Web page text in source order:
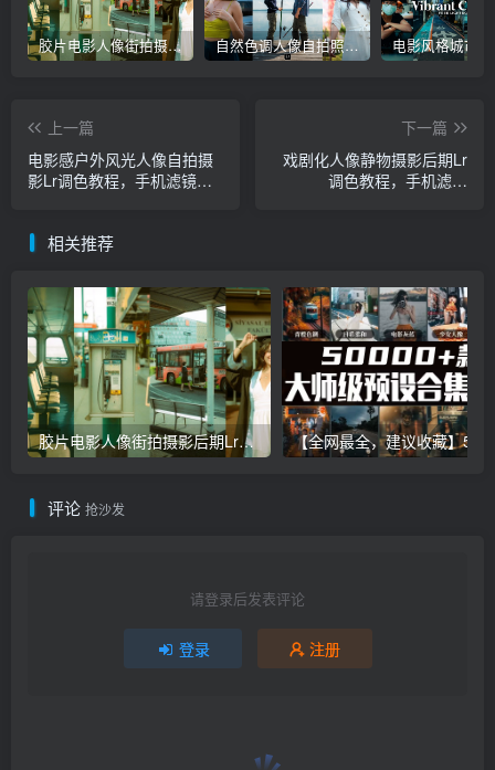
胶片电影人像街拍摄影后期Lr调色教程，手机滤镜PS+Lightroom预设下载！ 自然色调人像自拍照后期Lr调色教程，手机滤镜PS+Lightroom预设下载！
上一篇
电影感户外风光人像自拍摄
影Lr调色教程，手机滤镜
下一篇
戏剧化人像静物摄影后期Lr
调色教程，手机滤镜
相关推荐
胶片电影人像街拍摄影后期Lr调色教程，手机滤镜PS+Lightroom预设下载！
评论 抢沙发
请登录后发表评论
登录 注册